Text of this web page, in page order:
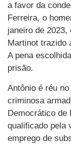
a favor da
Ferreira, o
janeiro de 2023,
Martinot trazido
A pena
prisão.
Antônio é réu
criminosa
Democrático de
qualificado pela
emprego de